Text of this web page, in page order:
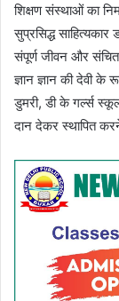
शिक्षण संस्थाओं का
सुप्रसिद्ध
संपूर्ण जीवन और
ज्ञान ज्ञान की देवी
डुमरी, डी के गर्ल्स
दान देकर स्थापित